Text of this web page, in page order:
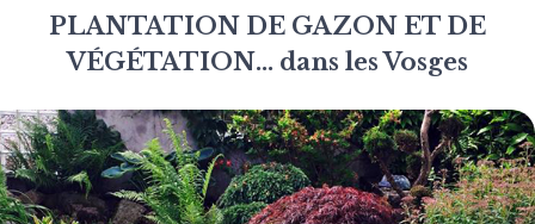
PLANTATION DE GAZON ET DE
VÉGÉTATION... dans les Vosges